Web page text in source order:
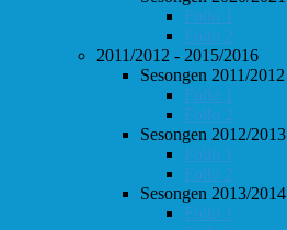
Follo 1
Follo 2
2011/2012 - 2015/2016
Sesongen 2011/2012
Follo 1
Follo 2
Sesongen 2012/2013
Follo 1
Follo 2
Sesongen 2013/2014
Follo 1